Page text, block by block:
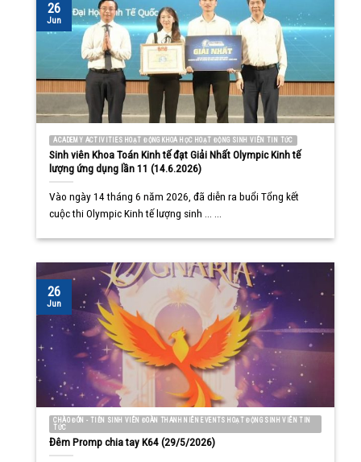
ACADEMY ACTIVITIES HOẠT ĐỘNG KHOA HỌC HOẠT ĐỘNG SINH VIÊN TIN TỨC
Sinh viên Khoa Toán Kinh tế đạt Giải Nhất Olympic Kinh tế
lượng ứng dụng lần 11 (14.6.2026)
Vào ngày 14 tháng 6 năm 2026, đã diễn ra buổi Tổng kết
cuộc thi Olympic Kinh tế lượng sinh ... ...
26
Jun
CHÀO ĐÓN - TIỄN SINH VIÊN ĐOÀN THANH NIÊN EVENTS HOẠT ĐỘNG SINH VIÊN TIN
TỨC
Đêm Promp chia tay K64 (29/5/2026)
26
Jun